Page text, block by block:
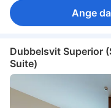
Ange
Dubbelsvit Superior
Suite)